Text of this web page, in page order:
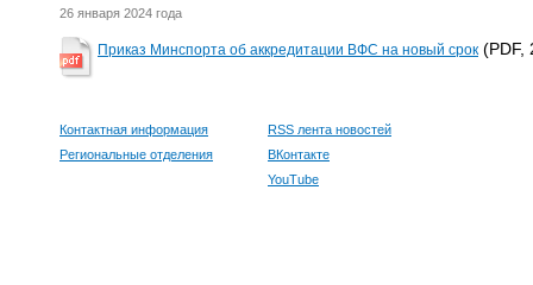
26 января 2024 года
Приказ Минспорта об аккредитации ВФС на новый срок (PDF,
Контактная информация
Региональные отделения
RSS лента новостей
ВКонтакте
YouTube